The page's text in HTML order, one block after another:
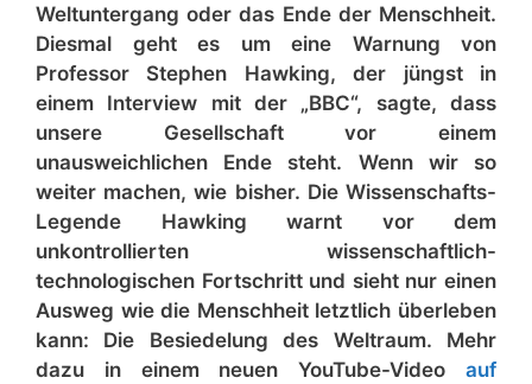
Weltuntergang oder das Ende der Menschheit.
Diesmal geht es um eine Warnung von
Professor Stephen Hawking, der jüngst in
einem Interview mit der „BBC“, sagte, dass
unsere Gesellschaft vor einem
unausweichlichen Ende steht. Wenn wir so
weiter machen, wie bisher. Die Wissenschafts-
Legende Hawking warnt vor dem
unkontrollierten wissenschaftlich-
technologischen Fortschritt und sieht nur einen
Ausweg wie die Menschheit letztlich überleben
kann: Die Besiedelung des Weltraum. Mehr
dazu in einem neuen YouTube-Video auf